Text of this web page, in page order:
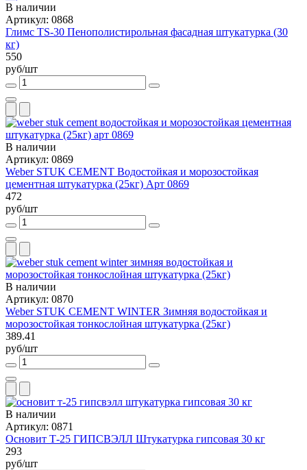
В наличии
Артикул: 0868
Глимс ТS-30 Пенополистирольная фасадная штукатурка (30
кг)
550
руб/шт
В наличии
Артикул: 0869
Weber STUK CEMENT Водостойкая и морозостойкая
цементная штукатурка (25кг) Арт 0869
472
руб/шт
В наличии
Артикул: 0870
Weber STUK CEMENT WINTER Зимняя водостойкая и
морозостойкая тонкослойная штукатурка (25кг)
389.41
руб/шт
В наличии
Артикул: 0871
Основит Т-25 ГИПСВЭЛЛ Штукатурка гипсовая 30 кг
293
руб/шт